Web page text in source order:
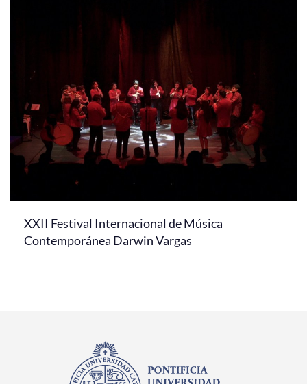
XXII Festival Internacional de Música
Contemporánea Darwin Vargas